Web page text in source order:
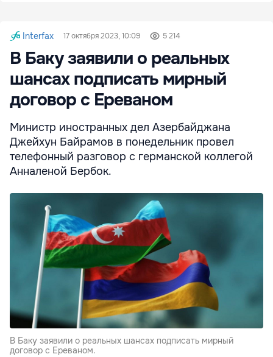
Interfax 17 октября 2023, 10:09 5 214
В Баку заявили о реальных
шансах подписать мирный
договор с Ереваном
Министр иностранных дел Азербайджана
Джейхун Байрамов в понедельник провел
телефонный разговор с германской коллегой
Анналеной Бербок.
В Баку заявили о реальных шансах подписать мирный
договор с Ереваном.